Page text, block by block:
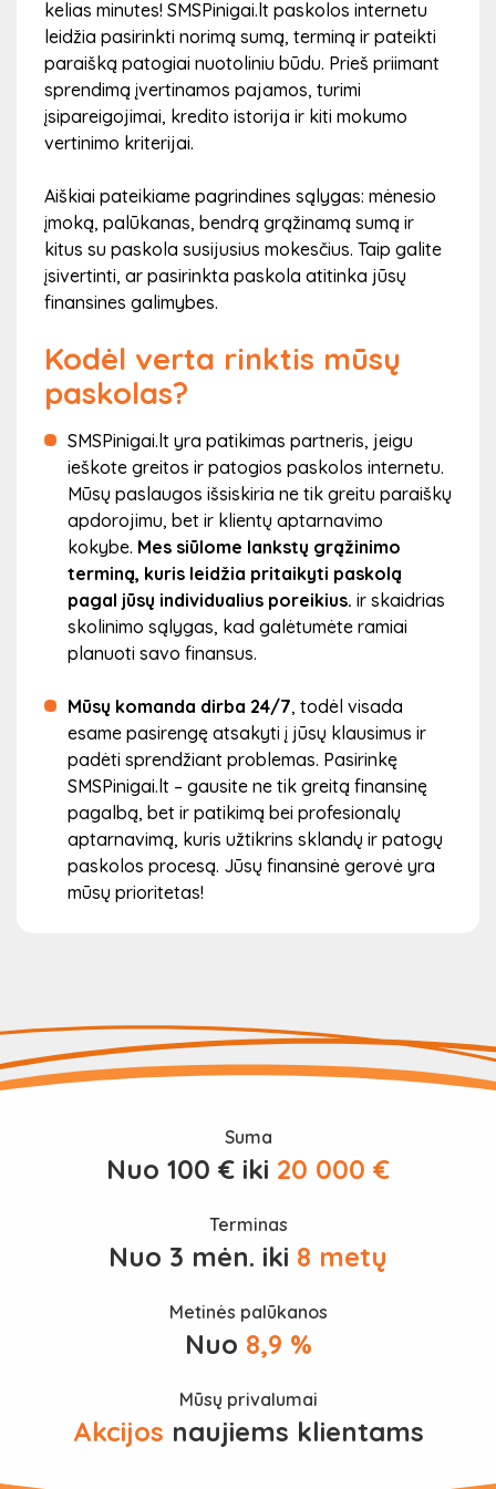
kelias minutes! SMSPinigai.lt paskolos internetu
leidžia pasirinkti norimą sumą, terminą ir pateikti
paraišką patogiai nuotoliniu būdu. Prieš priimant
sprendimą įvertinamos pajamos, turimi
įsipareigojimai, kredito istorija ir kiti mokumo
vertinimo kriterijai.
Aiškiai pateikiame pagrindines sąlygas: mėnesio
įmoką, palūkanas, bendrą grąžinamą sumą ir
kitus su paskola susijusius mokesčius. Taip galite
įsivertinti, ar pasirinkta paskola atitinka jūsų
finansines galimybes.
Kodėl verta rinktis mūsų
paskolas?
SMSPinigai.lt yra patikimas partneris, jeigu
ieškote greitos ir patogios paskolos internetu.
Mūsų paslaugos išsiskiria ne tik greitu paraiškų
apdorojimu, bet ir klientų aptarnavimo
kokybe. Mes siūlome lankstų grąžinimo
terminą, kuris leidžia pritaikyti paskolą
pagal jūsų individualius poreikius. ir skaidrias
skolinimo sąlygas, kad galėtumėte ramiai
planuoti savo finansus.
Mūsų komanda dirba 24/7, todėl visada
esame pasirengę atsakyti į jūsų klausimus ir
padėti sprendžiant problemas. Pasirinkę
SMSPinigai.lt – gausite ne tik greitą finansinę
pagalbą, bet ir patikimą bei profesionalų
aptarnavimą, kuris užtikrins sklandų ir patogų
paskolos procesą. Jūsų finansinė gerovė yra
mūsų prioritetas!
Suma
Nuo 100 € iki 20 000 €
Terminas
Nuo 3 mėn. iki 8 metų
Metinės palūkanos
Nuo 8,9 %
Mūsų privalumai
Akcijos naujiems klientams